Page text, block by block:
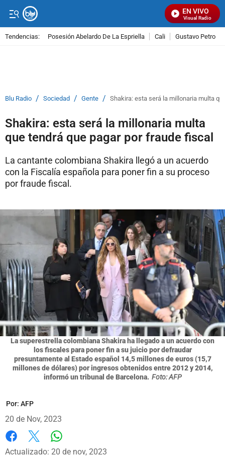
EN VIVO
Señal Visual Radio
Tendencias: Posesión Abelardo De La Espriella Cali Gustavo Petro
Blu Radio / Sociedad / Gente / Shakira: esta será la millonaria multa
Shakira: esta será la millonaria multa
que tendrá que pagar por fraude fiscal
La cantante colombiana Shakira llegó a un acuerdo
con la Fiscalía española para poner fin a su proceso
por fraude fiscal.
La superestrella colombiana Shakira ha llegado a un acuerdo con
los fiscales para poner fin a su juicio por defraudar
presuntamente al Estado español 14,5 millones de euros (15,7
millones de dólares) por ingresos obtenidos entre 2012 y 2014,
informó un tribunal de Barcelona. Foto: AFP
Por: AFP
20 de Nov, 2023
Facebook
X
Actualizado: 20 de nov, 2023